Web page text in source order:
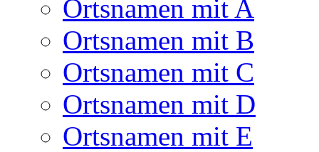
Ortsnamen mit A
Ortsnamen mit B
Ortsnamen mit C
Ortsnamen mit D
Ortsnamen mit E